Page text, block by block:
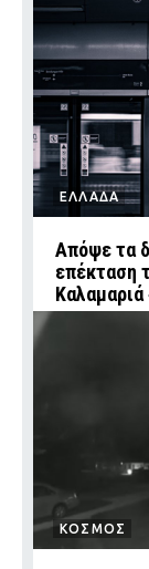
ΕΛΛΑΔΑ
Απόψε τα
επέκταση
Καλαμαριά
ΚΟΣΜΟΣ